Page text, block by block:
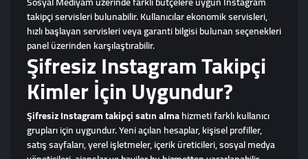
takipçi servisleri bulunabilir. Kullanıcılar ekonomik servisleri,
hızlı başlayan servisleri veya garanti bilgisi bulunan seçenekleri
panel üzerinden karşılaştırabilir.
Şifresiz Instagram Takipçi
Kimler İçin Uygundur?
Şifresiz Instagram takipçi satın almahizmeti farklı kullanıcı
grupları için uygundur. Yeni açılan hesaplar, kişisel profiller,
satış sayfaları, yerel işletmeler, içerik üreticileri, sosyal medya